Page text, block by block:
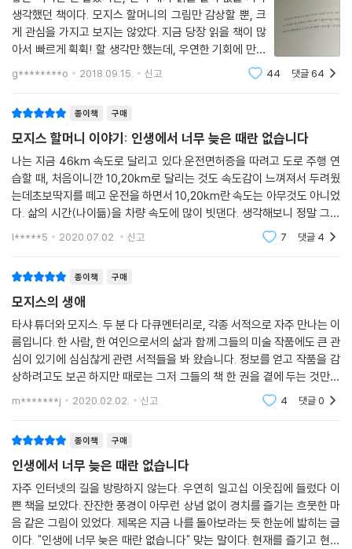
--- p.268
내가 만약 그림을 안 그렸다면 아마 닭을 키웠을 거예요. 지금도 닭은 키울
수 있습니다. 나는 절대로 흔들의자에 가만히 앉아 누군가 날 도와주겠거
움을 받느니 차라리 도시 한 귀퉁이에 방을 하나 구해서 팬케이크라도 구
워 팔겠어요. 오직 팬케이크와 시럽뿐이겠지만요. 간단한 아침 식사처럼
말이에요. 그림을 그려서 그렇게 큰돈을 벌게 되리라고는 꿈에도 생각지
못했어요. 늘그막에 찾아온 유명세나 언론의 관심에 신경 쓰기에는 나는
나이가 너무 많아요.
--- p.272
이 나이가 되니 세월이 어떻게 갔는지 모르겠네요. 차라리 열여섯 살 때가
성숙했고 평온했거든요. 어떻게 보면 난 늘 그렇게 살아왔던 것 같습니다.
지금도 나는 내가 늙었다는 기분이 전혀 들지 않아요. 손주 열한 명과 증손
주 열일곱 명을 둔 할미이지만요. 참 많이도 두었네요!
--- p.274
을 내다보는 거지요. 추억은 오늘이고, 희망은 내일입니다. 추억은 머릿속
에 기록된 역사이고 또한 화가와도 같아서, 과거와 오늘의 그림을 그립니
다.”
모지스 할머니 그림에 대한 대중들의 관심에 비해 늦은 나이에 세계적인
화가가 되었다는 사실 외에 알려진 것은 많지 않다. 그래서인지 그녀의 삶
에 대해 본인이 저술한 자서전이 더욱 반갑게 느껴진다. 할머니 특유의 서
정적이고 매력적인 글들은 세련되진 않지만 솔직하고 재미있고, 달콤하다.
여기에 그녀만의 아기자기하고 따뜻한 작품이 더해 보는 맛까지 더했다.
1부에서는 할머니의 어린 시절이 펼쳐진다. 제대로 된 이름으로 불리지 못
하고, 생일이 무언지 알지 못한 채 그저 여동생의 요람을 흔들고, 숲속에서
절을 회상한다. 2부에서는 남편인 토마스 모지스와 결혼해 남부 지역으로
터를 옮기는 여정부터 시작이다. 열 명의 아이 중 살아남은 다섯 아이들을
살뜰히 키우며 바지런히 보낸 그녀를 만날 수 있다. 3부에서 그녀는 다시
북부로 돌아간다. 자녀들을 모두 결혼시키고, 비로소 그림을 그리기 시작
하면서 경험한 일들로 채워져 있다. 라디오 출연부터 트루먼 대통령을 만
나 상을 받게 된 이야기까지 흥미로운 나날들이 이어진다. 그림을 그리기
시작하고 얼마 안 되어 미국 전역이 들썩거렸다. 온갖 생활용품에 할머니
의 그림이 녹아들었고, 그녀의 그림이 들어간 크리스마스카드는 1억여 장
찾아온 유명세나 언론의 관심에 신경을 쓰기에는 나는 나이가 너무 많아
요. 그보단 다음에 어떤 그림을 그릴지 생각합니다.”
모지스 할머니의 그림은 그녀의 인생과 닮아 있다. 본인의 삶을 하나하나
추억하며 기록하듯이 그림을 그렸기 때문이다. [시럽 만들기]에는 눈이 소
복이 쌓인 숲에서 단풍나무 수액을 받아 시럽을 만들던 어린 시절이, [사과
생각했던 책이다. 모지스 할머니의 그림만 감상할 뿐, 크
게 관심을 가지고 보지는 않았다. 지금 당장 읽을 책이 많
아서 빠르게 휙휙! 할 생각만 했는데, 우연한 기회에 만나
게 되었다. 덕분에 너무 빨리 빨리 당장 당장! 하던 내 마음
에 작은 별, 별이 내린 기분이다. 눈을 소복 소복 내려주는,
g********o 2018.09.15. 신고 44 댓글64
종이책 구매
모지스 할머니 이야기: 인생에서 너무 늦은 때란 없습니다
나는 지금 46km 속도로 달리고 있다.운전면허증을 따려고 도로 주행 연
습할 때, 처음이니깐 10,20km로 달리는 것도 속도감이 느껴져서 두려웠
는데초보딱지를 떼고 운전을 하면서 10,20km란 속도는 아무것도 아니었
다. 삶의 시간(나이듦)을 차량 속도에 많이 빗댄다. 생각해보니 정말 그랬
다.10,20대에는 10,20km로 속도감도 모르고 무엇이든지 하고자 하는 것
l*****5 2020.07.02. 신고 7 댓글 4
종이책 구매
모지스의 생애
타샤 튜더와 모지스. 두 분 다 다큐멘터리로, 각종 서적으로 자주 만나는 이
름입니다. 한 사람, 한 여인으로서의 삶과 함께 그들의 미술 작품에도 큰 관
심이 있기에 심심찮게 관련 서적들을 봐 왔습니다. 정보를 얻고 작품을 감
상하려고도 보곤 하지만 때로는 그저 그들의 책 한 권을 곁에 두는 것만으
로도 마음은 잠시 다스려집니다. 그런 부드러운 힘이 그들의 삶으로부터
봄바람처럼
m*******j 2020.02.02. 신고 4 댓글0
종이책 구매
인생에서 너무 늦은 때란 없습니다
자주 인터넷의 길을 방랑하지 않는다. 우연히 일고십 이웃집에 들렀다 이
쁜 책을 보았다. 잔잔한 풍경이 아무런 상념 없이 경치를 즐기는 흐뭇한 마
음 같은 그림이 있었다. 제목은 지금 나를 돌아보라는 듯 한눈에 밟히는 글
이다. "인생에 너무 늦은 때란 없습니다" 맞는 말이다. 현재를 즐기고 현재